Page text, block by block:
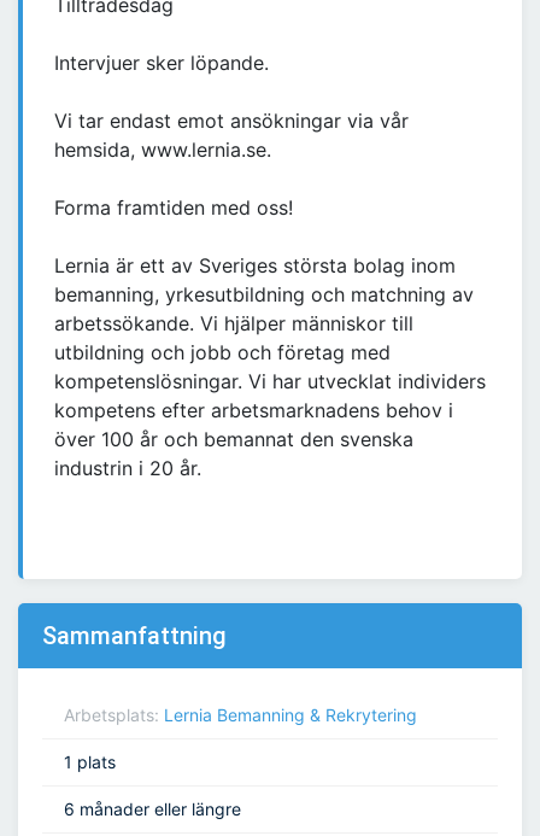
Tillträdesdag
Intervjuer sker löpande.
Vi tar endast emot ansökningar via vår
hemsida, www.lernia.se.
Forma framtiden med oss!
Lernia är ett av Sveriges största bolag inom
bemanning, yrkesutbildning och matchning av
arbetssökande. Vi hjälper människor till
utbildning och jobb och företag med
kompetenslösningar. Vi har utvecklat individers
kompetens efter arbetsmarknadens behov i
över 100 år och bemannat den svenska
industrin i 20 år.
Sammanfattning
Arbetsplats: Lernia Bemanning & Rekrytering
1 plats
6 månader eller längre